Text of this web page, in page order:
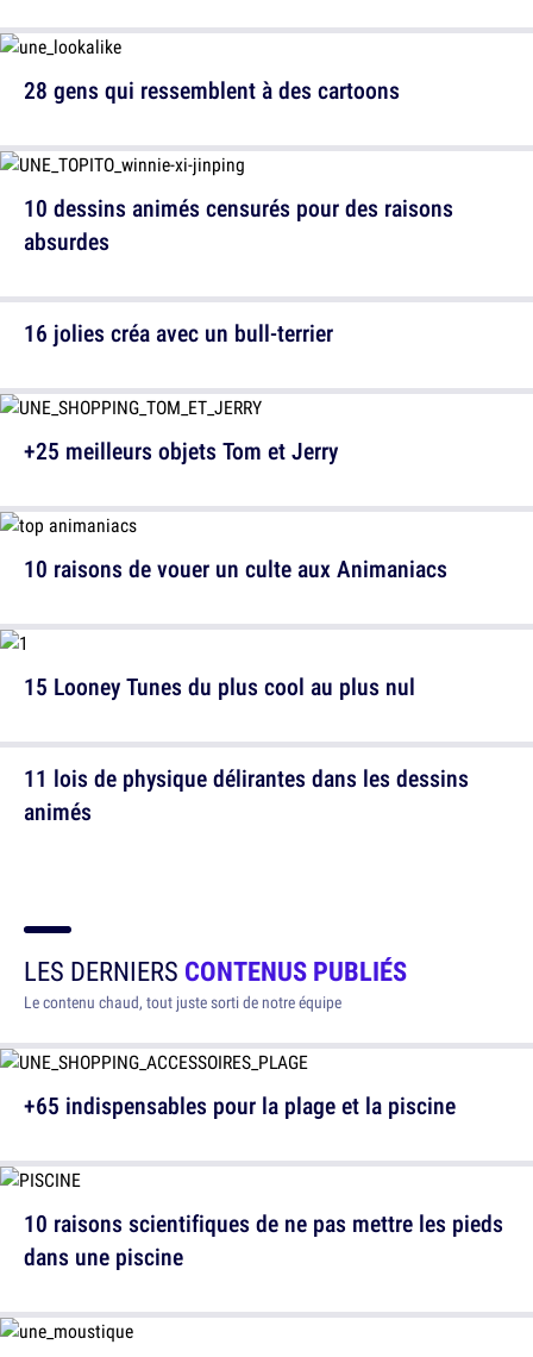
28 gens qui ressemblent à des cartoons
+25 meilleurs objets Tom et Jerry
15 Looney Tunes du plus cool au plus nul
10 dessins animés censurés pour des raisons
absurdes
16 jolies créa avec un bull-terrier
10 raisons de vouer un culte aux Animaniacs
11 lois de physique délirantes dans les dessins
animés
LES DERNIERS CONTENUS PUBLIÉS
Le contenu chaud, tout juste sorti de notre équipe
+65 indispensables pour la plage et la piscine
10 raisons scientifiques de ne pas mettre les pieds
dans une piscine